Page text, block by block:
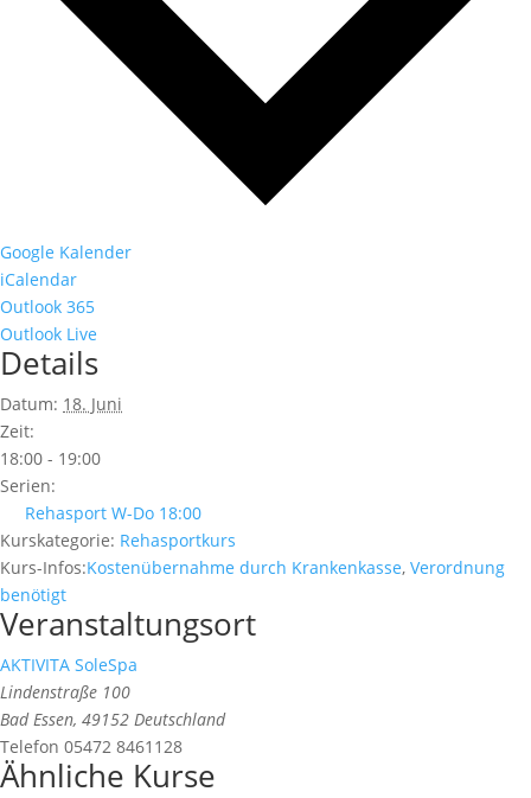
Google Kalender
iCalendar
Outlook 365
Outlook Live
Details
Datum: 18. Juni
Zeit:
18:00 - 19:00
Serien:
Rehasport W-Do 18:00
Kurskategorie: Rehasportkurs
Kurs-Infos:Kostenübernahme durch Krankenkasse, Verordnung
benötigt
Veranstaltungsort
AKTIVITA SoleSpa
Lindenstraße 100
Bad Essen, 49152 Deutschland
Telefon 05472 8461128
Ähnliche Kurse